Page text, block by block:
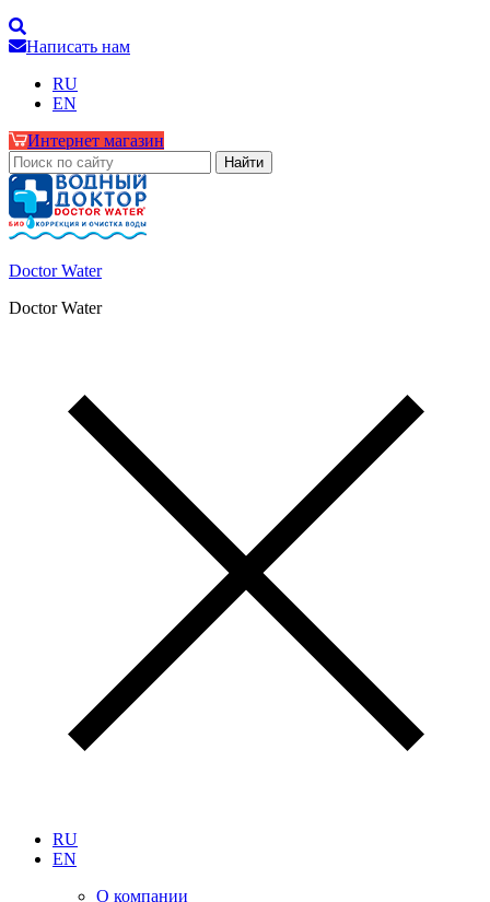
Написать нам
RU
EN
Интернет магазин
Doctor Water
Doctor Water
RU
EN
О компании